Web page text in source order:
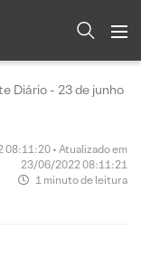
Diário - 23 de junho
• Atualizado em
23/06/2022 08:11:21
1 minuto de leitura